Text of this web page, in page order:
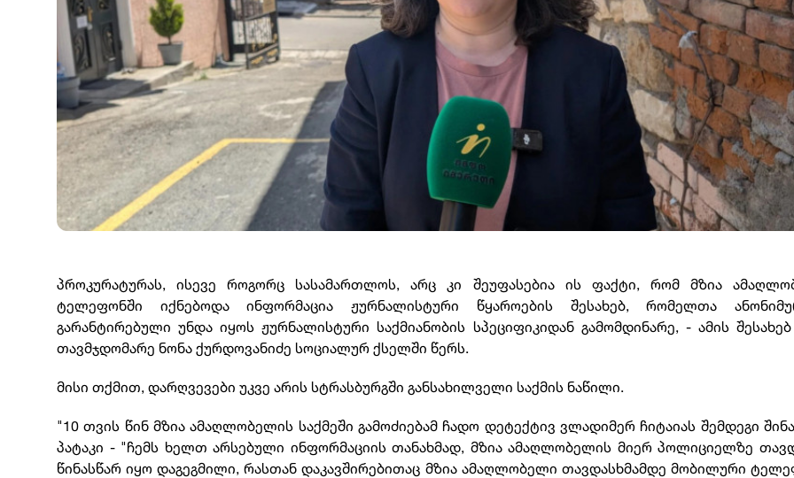
პროკურატურას, ისევე როგორც სასამართლოს, არც კი შეუფასებია ის ფაქტი, რომ მზია
ტელეფონში იქნებოდა ინფორმაცია ჟურნალისტური წყაროების შესახებ, რომელთა
გარანტირებული უნდა იყოს ჟურნალისტური საქმიანობის სპეციფიკიდან გამომდინარე, - ამის შესახებ
თავმჯდომარე ნონა ქურდოვანიძე სოციალურ ქსელში წერს.
მისი თქმით, დარღვევები უკვე არის სტრასბურგში განსახილველი საქმის ნაწილი.
"10 თვის წინ მზია ამაღლობელის საქმეში გამოძიებამ ჩადო დეტექტივ ვლადიმერ ჩიტაიას შემდეგი
პატაკი - "ჩემს ხელთ არსებული ინფორმაციის თანახმად, მზია ამაღლობელის მიერ პოლიციელზე
წინასწარ იყო დაგეგმილი, რასთან დაკავშირებითაც მზია ამაღლობელი თავდასხმამდე მობილური